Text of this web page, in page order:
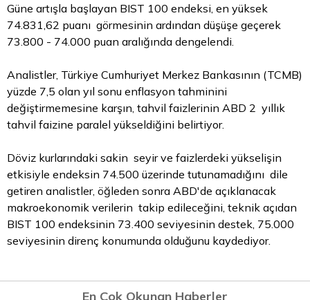
Güne artışla başlayan BIST 100 endeksi, en yüksek
74.831,62 puanı görmesinin ardından düşüşe geçerek
73.800 - 74.000 puan aralığında dengelendi.
Analistler, Türkiye Cumhuriyet Merkez Bankasının (TCMB)
yüzde 7,5 olan yıl sonu enflasyon tahminini
değiştirmemesine karşın, tahvil faizlerinin ABD 2 yıllık
tahvil faizine paralel yükseldiğini belirtiyor.
Döviz kurlarındaki sakin seyir ve faizlerdeki yükselişin
etkisiyle endeksin 74.500 üzerinde tutunamadığını dile
getiren analistler, öğleden sonra ABD'de açıklanacak
makroekonomik verilerin takip edileceğini, teknik açıdan
BIST 100 endeksinin 73.400 seviyesinin destek, 75.000
seviyesinin direnç konumunda olduğunu kaydediyor.
En Çok Okunan Haberler